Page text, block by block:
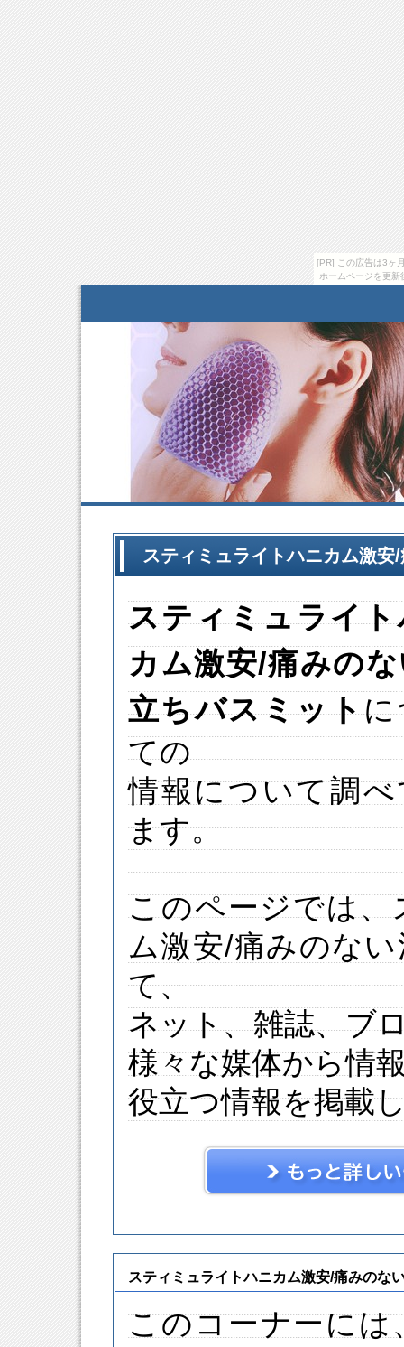
[PR] この広告は3ヶ
ホームページを更
スティミュライトハニカム激
スティミュライト
カム激安/痛みの
立ちバスミットに
ての
情報について調べ
ます。
このページでは
ム激安/痛みのな
て、
ネット、雑誌、ブ
様々な媒体から情
役立つ情報を掲載
スティミュライトハニカム激安/痛みのな
このコーナーには